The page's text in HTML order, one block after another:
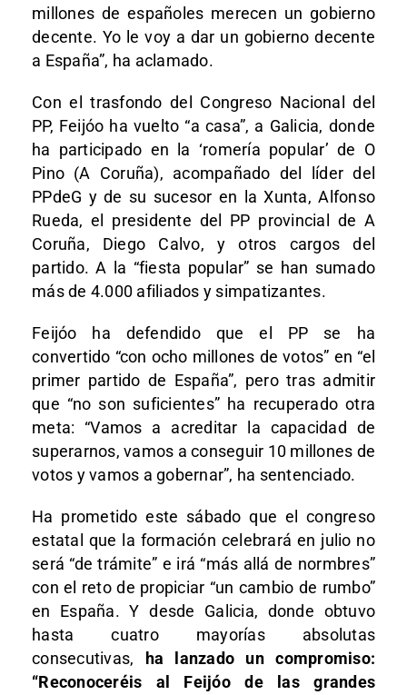
millones de españoles merecen un gobierno
decente. Yo le voy a dar un gobierno decente
a España”, ha aclamado.
Con el trasfondo del Congreso Nacional del
PP, Feijóo ha vuelto “a casa”, a Galicia, donde
ha participado en la ‘romería popular’ de O
Pino (A Coruña), acompañado del líder del
PPdeG y de su sucesor en la Xunta, Alfonso
Rueda, el presidente del PP provincial de A
Coruña, Diego Calvo, y otros cargos del
partido. A la “fiesta popular” se han sumado
más de 4.000 afiliados y simpatizantes.
Feijóo ha defendido que el PP se ha
convertido “con ocho millones de votos” en “el
primer partido de España”, pero tras admitir
que “no son suficientes” ha recuperado otra
meta: “Vamos a acreditar la capacidad de
superarnos, vamos a conseguir 10 millones de
votos y vamos a gobernar”, ha sentenciado.
Ha prometido este sábado que el congreso
estatal que la formación celebrará en julio no
será “de trámite” e irá “más allá de normbres”
con el reto de propiciar “un cambio de rumbo”
en España. Y desde Galicia, donde obtuvo
hasta cuatro mayorías absolutas
consecutivas,
ha lanzado un compromiso:
“Reconoceréis al Feijóo de las grandes